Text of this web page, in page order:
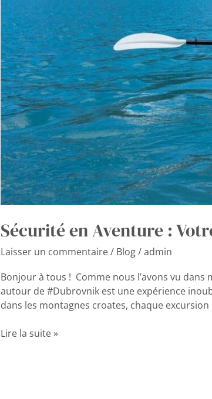
Sécurité en Aventure :
Laisser un commentaire/ Blog/admin
Bonjour à tous ! Comme nous l’avons vu
autour de #Dubrovnik est une expérience
dans les montagnes croates, chaque
Lire la suite »